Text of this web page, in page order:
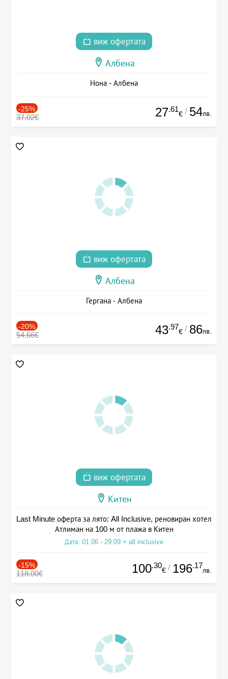
виж офертата
Албена
Нона - Албена
-25%
37.02€ 27.61
€ / 54лв.
виж офертата
Албена
Гергана - Албена
-20%
54.66€ 43.97
€ / 86лв.
виж офертата
Китен
Last Minute оферта за лято: All Inclusive, реновиран хотел
Атлиман на 100 м от плажа в Китен
Дата: 01.06 - 29.09 + all inclusive
-15%
118.00€ 100.30
€ / 196.17
лв.